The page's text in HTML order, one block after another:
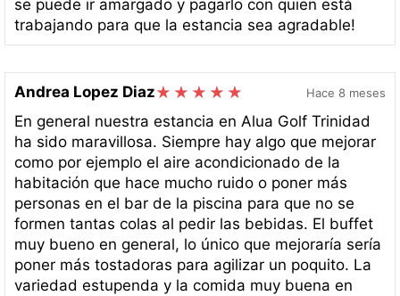
se puede ir amargado y pagarlo con quien está
trabajando para que la estancia sea agradable!
Andrea Lopez Diaz Hace 8 meses
En general nuestra estancia en Alua Golf Trinidad
ha sido maravillosa. Siempre hay algo que mejorar
como por ejemplo el aire acondicionado de la
habitación que hace mucho ruido o poner más
personas en el bar de la piscina para que no se
formen tantas colas al pedir las bebidas. El buffet
muy bueno en general, lo único que mejoraría sería
poner más tostadoras para agilizar un poquito. La
variedad estupenda y la comida muy buena en